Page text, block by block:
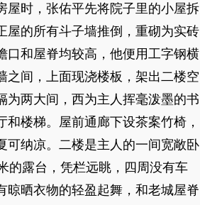
时，张佑平先将院子里的小屋拆
屋的所有斗子墙推倒，重砌为实砖
口和屋脊均较高，他便用工字钢横
之间，上面现浇楼板，架出二楼空
为两大间，西为主人挥毫泼墨的书
和楼梯。屋前通廊下设茶案竹椅，
可纳凉。二楼是主人的一间宽敞卧
的露台，凭栏远眺，四周没有车
晾晒衣物的轻盈起舞，和老城屋脊